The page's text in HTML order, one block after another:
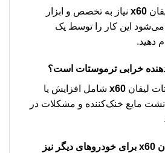
x60 نیاز به تخصص و ابزار
این کار را توسط یک
دهید.
لیفان x60 شامل افزایش یا
مایع خنک‌کننده و مشکلات در
x60 برای خودروهای دیگر نیز